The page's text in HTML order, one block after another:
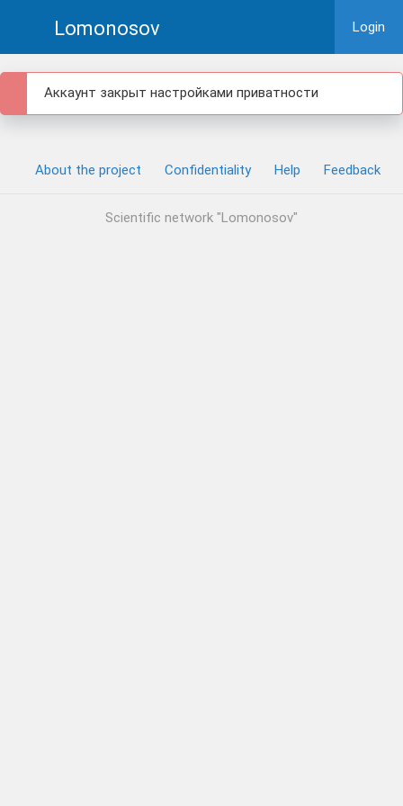
Lomonosov Login
Аккаунт закрыт настройками приватности
About the project Confidentiality Help Feedback
Scientific network "Lomonosov"